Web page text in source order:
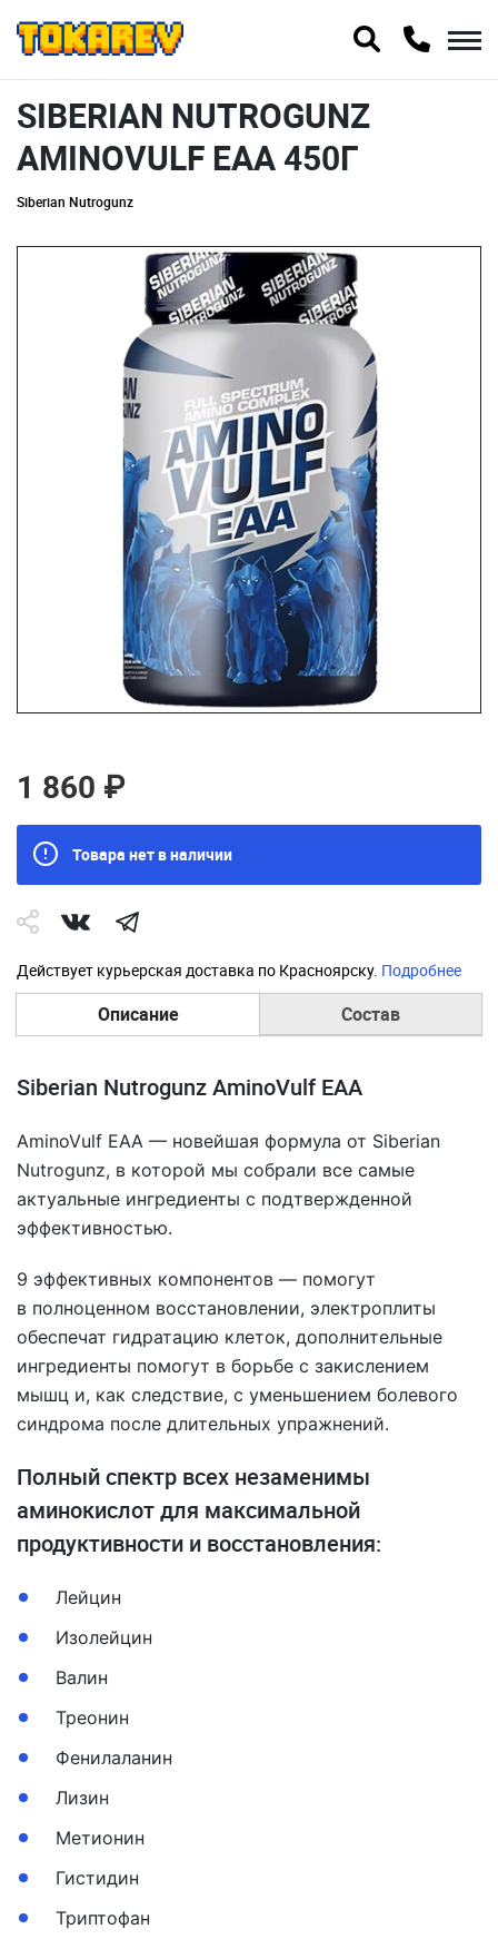
SIBERIAN NUTROGUNZ
AMINOVULF EAA 450Г
Siberian Nutrogunz
1 860 ₽
Товара нет в наличии
Действует курьерская доставка по Красноярску. Подробнее
Описание Состав
Siberian Nutrogunz AminoVulf EAA
AminoVulf EAA — новейшая формула от Siberian
Nutrogunz, в которой мы собрали все самые
актуальные ингредиенты с подтвержденной
эффективностью.
9 эффективных компонентов — помогут
в полноценном восстановлении, электроплиты
обеспечат гидратацию клеток, дополнительные
ингредиенты помогут в борьбе с закислением
мышц и, как следствие, с уменьшением болевого
синдрома после длительных упражнений.
Полный спектр всех незаменимы
аминокислот для максимальной
продуктивности и восстановления:
Лейцин
Изолейцин
Валин
Треонин
Фенилаланин
Лизин
Метионин
Гистидин
Триптофан